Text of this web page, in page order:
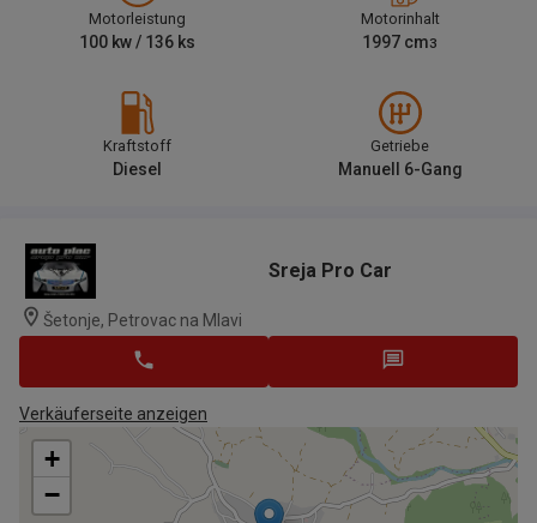
Motorleistung
100 kw / 136 ks
Motorinhalt
1997 cm3
Kraftstoff
Diesel
Getriebe
Manuell 6-Gang
Sreja Pro Car
Šetonje, Petrovac na Mlavi
Verkäuferseite anzeigen
+
−